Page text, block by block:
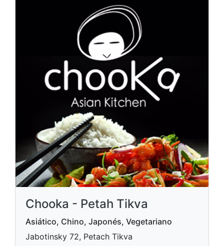
Chooka - Petah Tikva
Asiático, Chino, Japonés, Vegetariano
Jabotinsky 72, Petach Tikva